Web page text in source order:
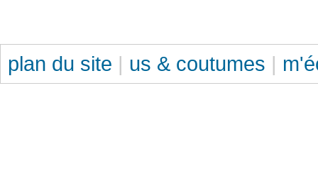
plan du site | us & coutumes |